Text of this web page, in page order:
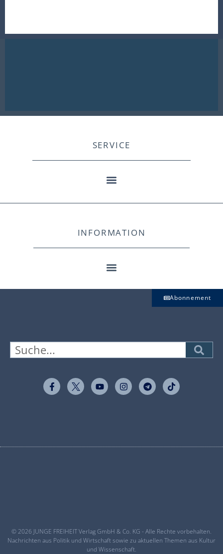
SERVICE
INFORMATION
Abonnement
© 2026 JUNGE FREIHEIT Verlag GmbH & Co. KG - Alle Rechte vorbehalten.
Nachrichten aus Politik und Wirtschaft sowie zu aktuellen Themen aus Kultur
und Wissenschaft.